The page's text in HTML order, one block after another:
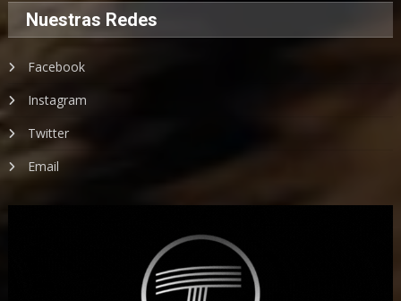
Nuestras Redes
Facebook
Instagram
Twitter
Email